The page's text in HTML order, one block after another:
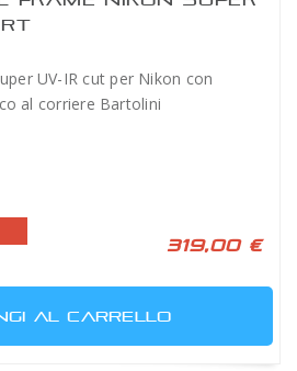
UV-IR cut per Nikon con
al corriere Bartolini
319,00 €
AL CARRELLO